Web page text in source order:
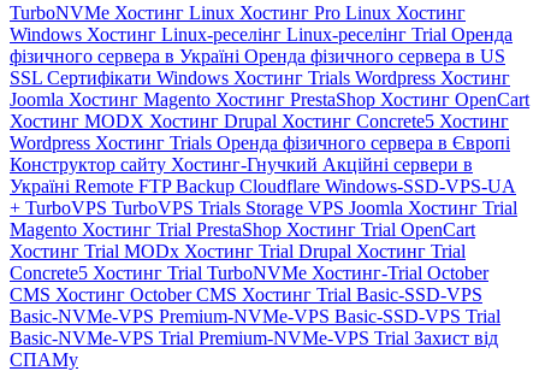
TurboNVMe Хостинг Linux Хостинг Pro Linux Хостинг
Windows Хостинг Linux-реселінг Linux-реселінг Trial Оренда
фізичного сервера в Україні Оренда фізичного сервера в US
SSL Сертифікати Windows Хостинг Trials Wordpress Хостинг
Joomla Хостинг Magento Хостинг PrestaShop Хостинг OpenCart
Хостинг MODX Хостинг Drupal Хостинг Concrete5 Хостинг
Wordpress Хостинг Trials Оренда фізичного сервера в Європі
Конструктор сайту Хостинг-Гнучкий Акційні сервери в
Україні Remote FTP Backup Cloudflare Windows-SSD-VPS-UA
+ TurboVPS TurboVPS Trials Storage VPS Joomla Хостинг Trial
Magento Хостинг Trial PrestaShop Хостинг Trial OpenCart
Хостинг Trial MODx Хостинг Trial Drupal Хостинг Trial
Concrete5 Хостинг Trial TurboNVMe Хостинг-Trial October
CMS Хостинг October CMS Хостинг Trial Basic-SSD-VPS
Basic-NVMe-VPS Premium-NVMe-VPS Basic-SSD-VPS Trial
Basic-NVMe-VPS Trial Premium-NVMe-VPS Trial Захист від
СПАМу